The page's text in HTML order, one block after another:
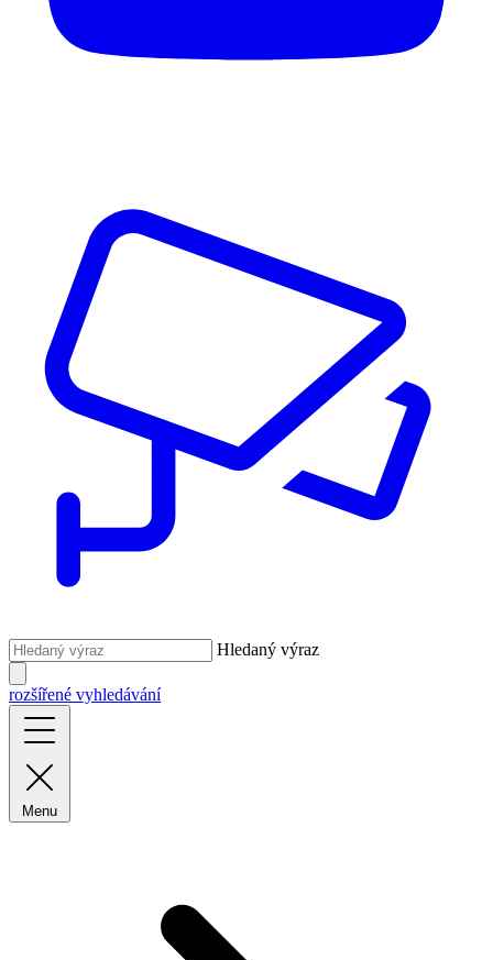
Hledaný výraz
rozšířené vyhledávání
Menu